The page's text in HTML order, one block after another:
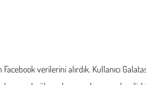
verilerini alırdık. Kullanıcı